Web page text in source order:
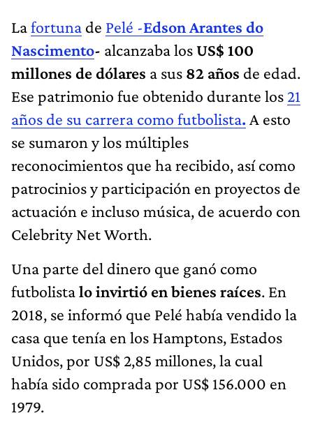
Lafortuna de Pelé -Edson Arantes do
Nascimento- alcanzaba losUS$ 100
millones de dólares a sus 82 años de edad.
Ese patrimonio fue obtenido durante los 21
años de su carrera como futbolista. A esto
se sumaron y los múltiples
reconocimientos que ha recibido, así como
patrocinios y participación en proyectos de
actuación e incluso música, de acuerdo con
Celebrity Net Worth.
Una parte del dinero que ganó como
futbolistalo invirtió en bienes raíces. En
2018, se informó que Pelé había vendido la
casa que tenía en los Hamptons, Estados
Unidos, por US$ 2,85 millones, la cual
había sido comprada por US$ 156.000 en
1979.